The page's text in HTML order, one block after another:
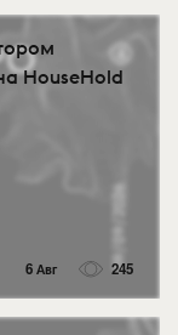
HouseHold
6 Авг 245